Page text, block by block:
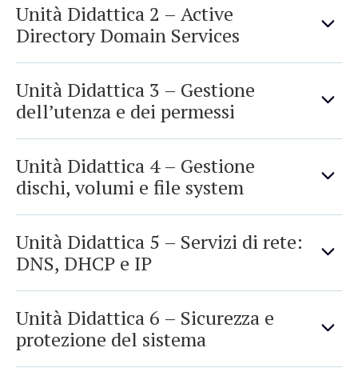
Unità Didattica 2 – Active
Directory Domain Services
Unità Didattica 3 – Gestione
dell’utenza e dei permessi
Unità Didattica 4 – Gestione
dischi, volumi e file system
Unità Didattica 5 – Servizi di rete:
DNS, DHCP e IP
Unità Didattica 6 – Sicurezza e
protezione del sistema